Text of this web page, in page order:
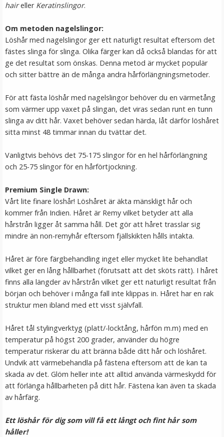
Rundad tång för isättning av microringar - Svart
249 kr
LÄGG I VARUKORG
★★★★★
99 kr
LÄGG I VARUKORG
haireller Keratinslingor.
Om metoden nagelslingor:
Löshår med nagelslingor ger ett naturligt resultat eftersom det
fästes slinga för slinga. Olika färger kan då också blandas för att
ge det resultat som önskas. Denna metod är mycket populär
och sitter bättre än de många andra hårförlängningsmetoder.
För att fästa löshår med nagelslingor behöver du en värmetång
som värmer upp vaxet på slingan, det viras sedan runt en tunn
slinga av ditt hår. Vaxet behöver sedan härda, låt därför löshåret
sitta minst 48 timmar innan du tvättar det.
Vanligtvis behövs det 75-175 slingor för en hel hårförlängning
och 25-75 slingor för en hårförtjockning.
Premium Single Drawn:
Vårt lite finare löshår! Löshåret är äkta mänskligt hår och
kommer från Indien. Håret är Remy vilket betyder att alla
hårstrån ligger åt samma håll. Det gör att håret trasslar sig
mindre än non-remyhår eftersom fjällskikten hålls intakta.
Håret är före färgbehandling inget eller mycket lite behandlat
vilket ger en lång hållbarhet (förutsatt att det sköts rätt). I håret
finns alla längder av hårstrån vilket ger ett naturligt resultat från
början och behöver i många fall inte klippas in. Håret har en rak
struktur men ibland med ett visst självfall.
Håret tål stylingverktyg (platt/-locktång, hårfön m.m) med en
temperatur på högst 200 grader, använder du högre
temperatur riskerar du att bränna både ditt hår och löshåret.
Undvik att värmebehandla på fästena eftersom att de kan ta
skada av det. Glöm heller inte att alltid använda värmeskydd för
att förlänga hållbarheten på ditt hår. Fästena kan även ta skada
av hårfärg.
Ett löshår för dig som vill få ett långt och fint hår som
håller!